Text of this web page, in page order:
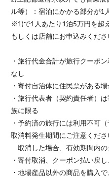
ル等）：宿泊にかかる部分が1
※1)で1人あたり1泊5万円を超
もしくは店舗にお申込みくださ
・旅行代金合計が旅行クーポ
なし
・寄付自治体に住民票がある
・旅行代表者（契約責任者）
族に限る
・予約済の旅行には利用不可
取消料発生期間にご注意くださ
取消した場合、有効期間内
・寄付取消、クーポン払い戻
・地場産品以外の商品を購入